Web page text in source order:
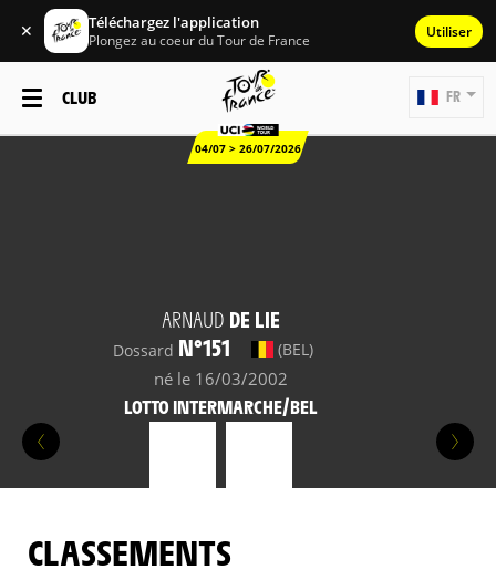
✕ Téléchargez l'application
Plongez au coeur du Tour de France Utiliser
CLUB
04/07 > 26/07/2026
FR
ARNAUD DE LIE
Dossard N°151 (BEL)
né le 16/03/2002
LOTTO INTERMARCHE/BEL
CLASSEMENTS